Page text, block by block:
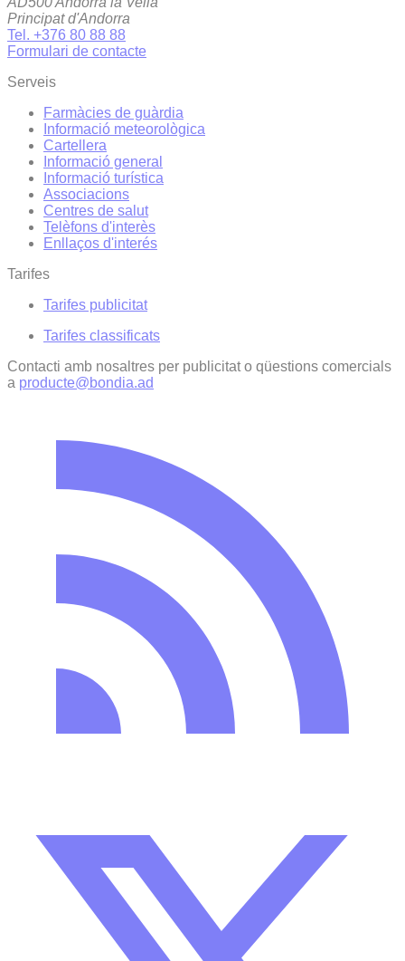
Principat d'Andorra
Tel. +376 80 88 88
Formulari de contacte
Serveis
Farmàcies de guàrdia
Informació meteorològica
Cartellera
Informació general
Informació turística
Associacions
Centres de salut
Telèfons d'interès
Enllaços d'interés
Tarifes
Tarifes publicitat
Tarifes classificats
Contacti amb nosaltres per publicitat o qüestions comercials
a producte@bondia.ad